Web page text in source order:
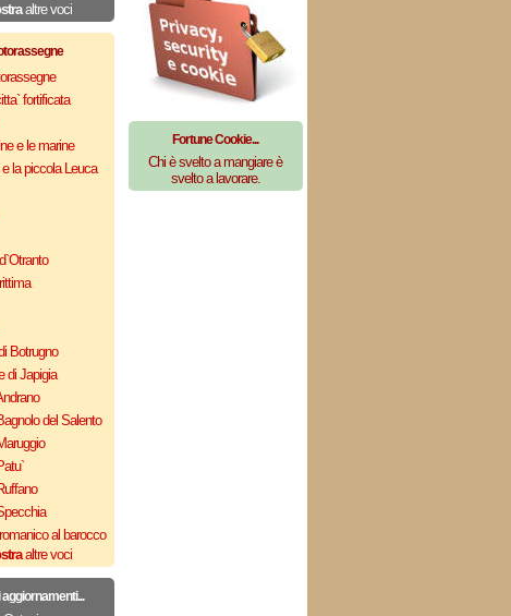
altre voci
fortificata
e le marine
e la piccola Leuca
Botrugno
di Japigia
del Salento
al barocco
altre voci
Fortune Cookie...
Chi è svelto a mangiare è
svelto a lavorare.